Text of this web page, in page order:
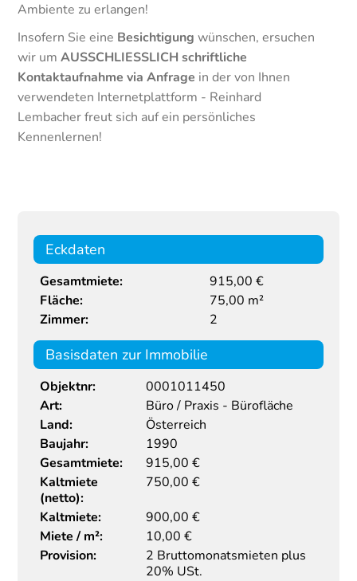
Ambiente zu erlangen!
Insofern Sie eine Besichtigungwünschen, ersuchen
wir umAUSSCHLIESSLICH schriftliche
Kontaktaufnahme via Anfrage in der von Ihnen
verwendeten Internetplattform - Reinhard
Lembacher freut sich auf ein persönliches
Kennenlernen!
Eckdaten
Gesamtmiete:
915,00 €
Fläche:
75,00 m²
Zimmer:
2
Basisdaten zur Immobilie
Objektnr:
0001011450
Art:
Büro / Praxis - Bürofläche
Land:
Österreich
Baujahr:
1990
Gesamtmiete:
915,00 €
Kaltmiete
(netto):
750,00 €
Kaltmiete:
900,00 €
Miete / m²:
10,00 €
Provision:
2 Bruttomonatsmieten plus
20% USt.